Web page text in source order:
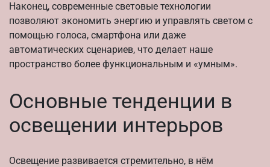
Наконец, современные световые технологии
позволяют экономить энергию и управлять светом с
помощью голоса, смартфона или даже
автоматических сценариев, что делает наше
пространство более функциональным и «умным».
Основные тенденции в
освещении интерьров
Освещение развивается стремительно, в нём